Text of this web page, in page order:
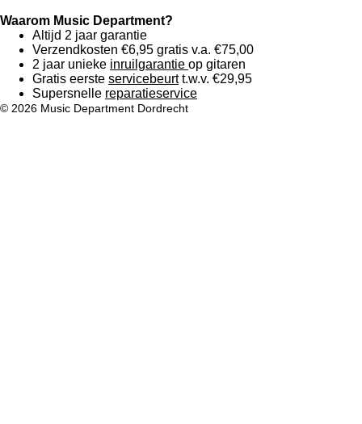
Waarom Music Department?
Altijd 2 jaar garantie
Verzendkosten €6,95 gratis v.a. €75,00
2 jaar unieke inruilgarantie op gitaren
Gratis eerste servicebeurtt.w.v. €29,95
Supersnelle reparatieservice
© 2026 Music Department Dordrecht